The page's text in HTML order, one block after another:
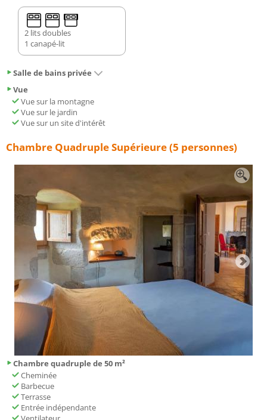
2 lits doubles
1 canapé-lit
Salle de bains privée
Vue
Vue sur la montagne
Vue sur le jardin
Vue sur un site d'intérêt
Chambre Quadruple Supérieure (5 personnes)
Chambre quadruple de 50 m²
Cheminée
Barbecue
Terrasse
Entrée indépendante